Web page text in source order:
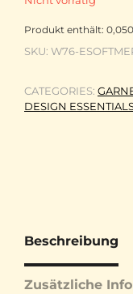
Produkt enthält: 0,050
SKU: W76-
CATEGORIES:
DESIGN
Beschreibung
Zusätzliche